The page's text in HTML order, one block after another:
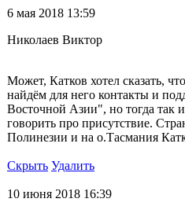
6 мая 2018 13:59
Николаев Виктор
Может, Катков хотел сказать,
найдём для него контакты и
Восточной Азии", но тогда так
говорить про присутствие.
Полинезии и на о.Тасмания
Скрыть Удалить
10 июня 2018 16:39